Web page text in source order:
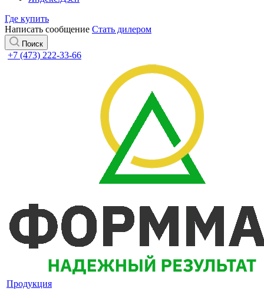
Где купить
Написать сообщение Стать дилером
Поиск
+7 (473) 222-33-66
Продукция